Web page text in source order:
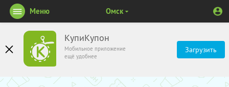
КупиКупон
Мобильное приложение
ещё удобнее
Загрузить
Меню Омск